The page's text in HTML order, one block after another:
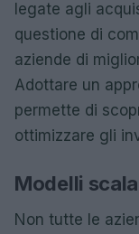
legate agli
questione di
aziende di
Adottare un
permette di
ottimizzare gli
Modelli
Non tutte le